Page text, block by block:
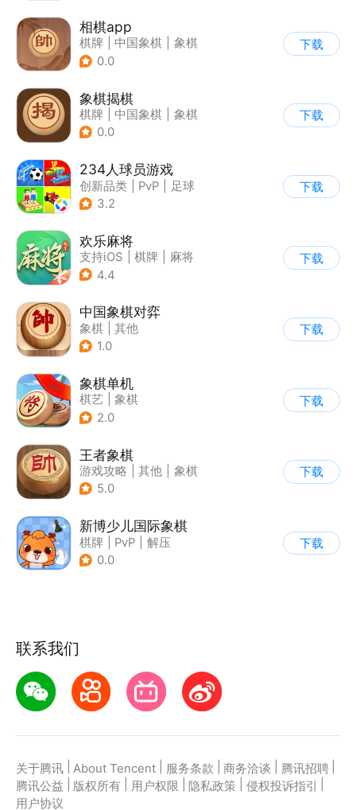
相棋app
棋牌 中国象棋
象棋
0.0
下载
象棋揭棋
棋牌 中国象棋
象棋
0.0
下载
234人球员游戏
创新品类 PvP
足球
| 千人同屏
3.2
下载
欢乐麻将
支持iOS 棋牌
麻将
| 腾讯
4.4
下载
中国象棋对弈
象棋
其他
1.0
下载
象棋单机
棋艺
象棋
2.0
下载
王者象棋
游戏攻略 其他
象棋
5.0
下载
新博少儿国际象棋
棋牌 PvP
解压
| 学习教育
0.0
下载
联系我们
关于腾讯 About Tencent 服务条款 商务洽谈 腾讯招聘
腾讯公益
版权所有 用户权限 隐私政策 侵权投诉指引
用户协议